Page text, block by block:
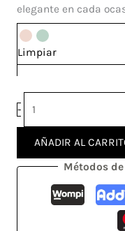
elegante en cada
Limpiar
-
AÑADIR AL
Métodos